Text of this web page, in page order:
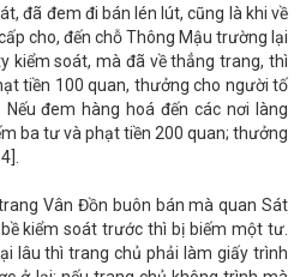
đã đem đi bán lén lút, cũng là khi về
cho, đến chỗ Thông Mậu trường lại
kiểm soát, mà đã về thẳng trang, thì
tiền 100 quan, thưởng cho người tố
đem hàng hoá đến các nơi làng
ba tư và phạt tiền 200 quan; thưởng
Vân Đồn buôn bán mà quan Sát
kiểm soát trước thì bị biếm một tư.
lâu thì trang chủ phải làm giấy trình